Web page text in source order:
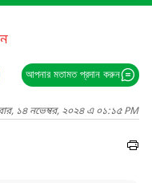
আপনার মতামত প্রদান করুন
১৪ নভেম্বর, ২০২৪ এ ০১:১৫ PM